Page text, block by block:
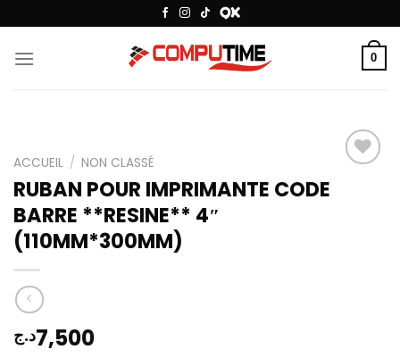
au
contenu
0
ACCUEIL / NON CLASSÉ
RUBAN POUR IMPRIMANTE CODE
BARRE **RESINE** 4″
(110MM*300MM)
7,500د.ج